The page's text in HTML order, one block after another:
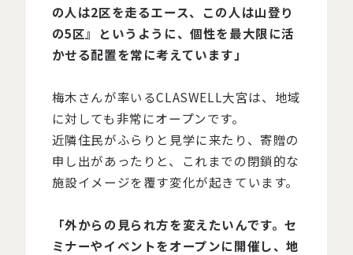
の人は2区を走るエース、この人は山登り
の5区』というように、個性を最大限に活
かせる配置を常に考えています」
梅木さんが率いるCLASWELL大宮は、地域
に対しても非常にオープンです。
近隣住民がふらりと見学に来たり、寄贈の
申し出があったりと、これまでの閉鎖的な
施設イメージを覆す変化が起きています。
「外からの見られ方を変えたいんです。セ
ミナーやイベントをオープンに開催し、地